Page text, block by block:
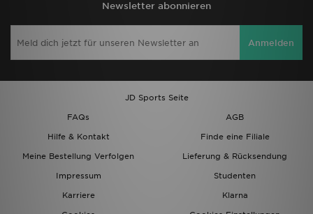
Newsletter abonnieren
Anmelden
JD Sports Seite
FAQs
AGB
Hilfe & Kontakt
Finde eine Filiale
Meine Bestellung Verfolgen
Lieferung & Rücksendung
Impressum
Studenten
Karriere
Klarna